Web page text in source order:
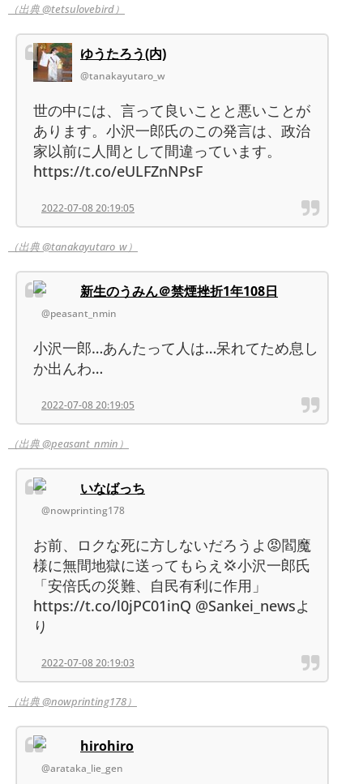
（出典 @tetsulovebird）
ゆうたろう(内)
@tanakayutaro_w
世の中には、言って良いことと悪いことが
あります。小沢一郎氏のこの発言は、政治
家以前に人間として間違っています。
https://t.co/eULFZnNPsF
2022-07-08 20:19:05
（出典 @tanakayutaro_w）
新生のうみん＠禁煙挫折1年108日
@peasant_nmin
小沢一郎…あんたって人は…呆れてため息し
か出んわ…
2022-07-08 20:19:05
（出典 @peasant_nmin）
いなばっち
@nowprinting178
お前、ロクな死に方しないだろうよ😡閻魔
様に無間地獄に送ってもらえ💢小沢一郎氏
「安倍氏の災難、自民有利に作用」
https://t.co/l0jPC01inQ @Sankei_newsよ
り
2022-07-08 20:19:03
（出典 @nowprinting178）
hirohiro
@arataka_lie_gen